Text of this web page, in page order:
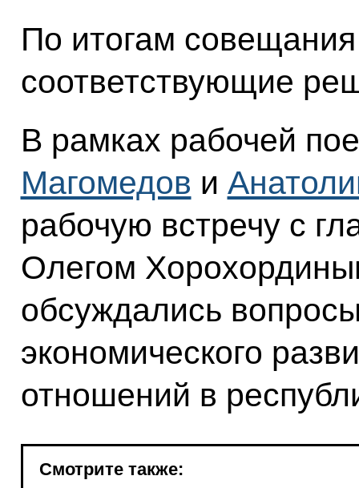
По итогам
соответствующие
В рамках рабочей
Магомедов и
рабочую встречу с
Олегом
обсуждались
экономического
отношений в
Смотрите также: